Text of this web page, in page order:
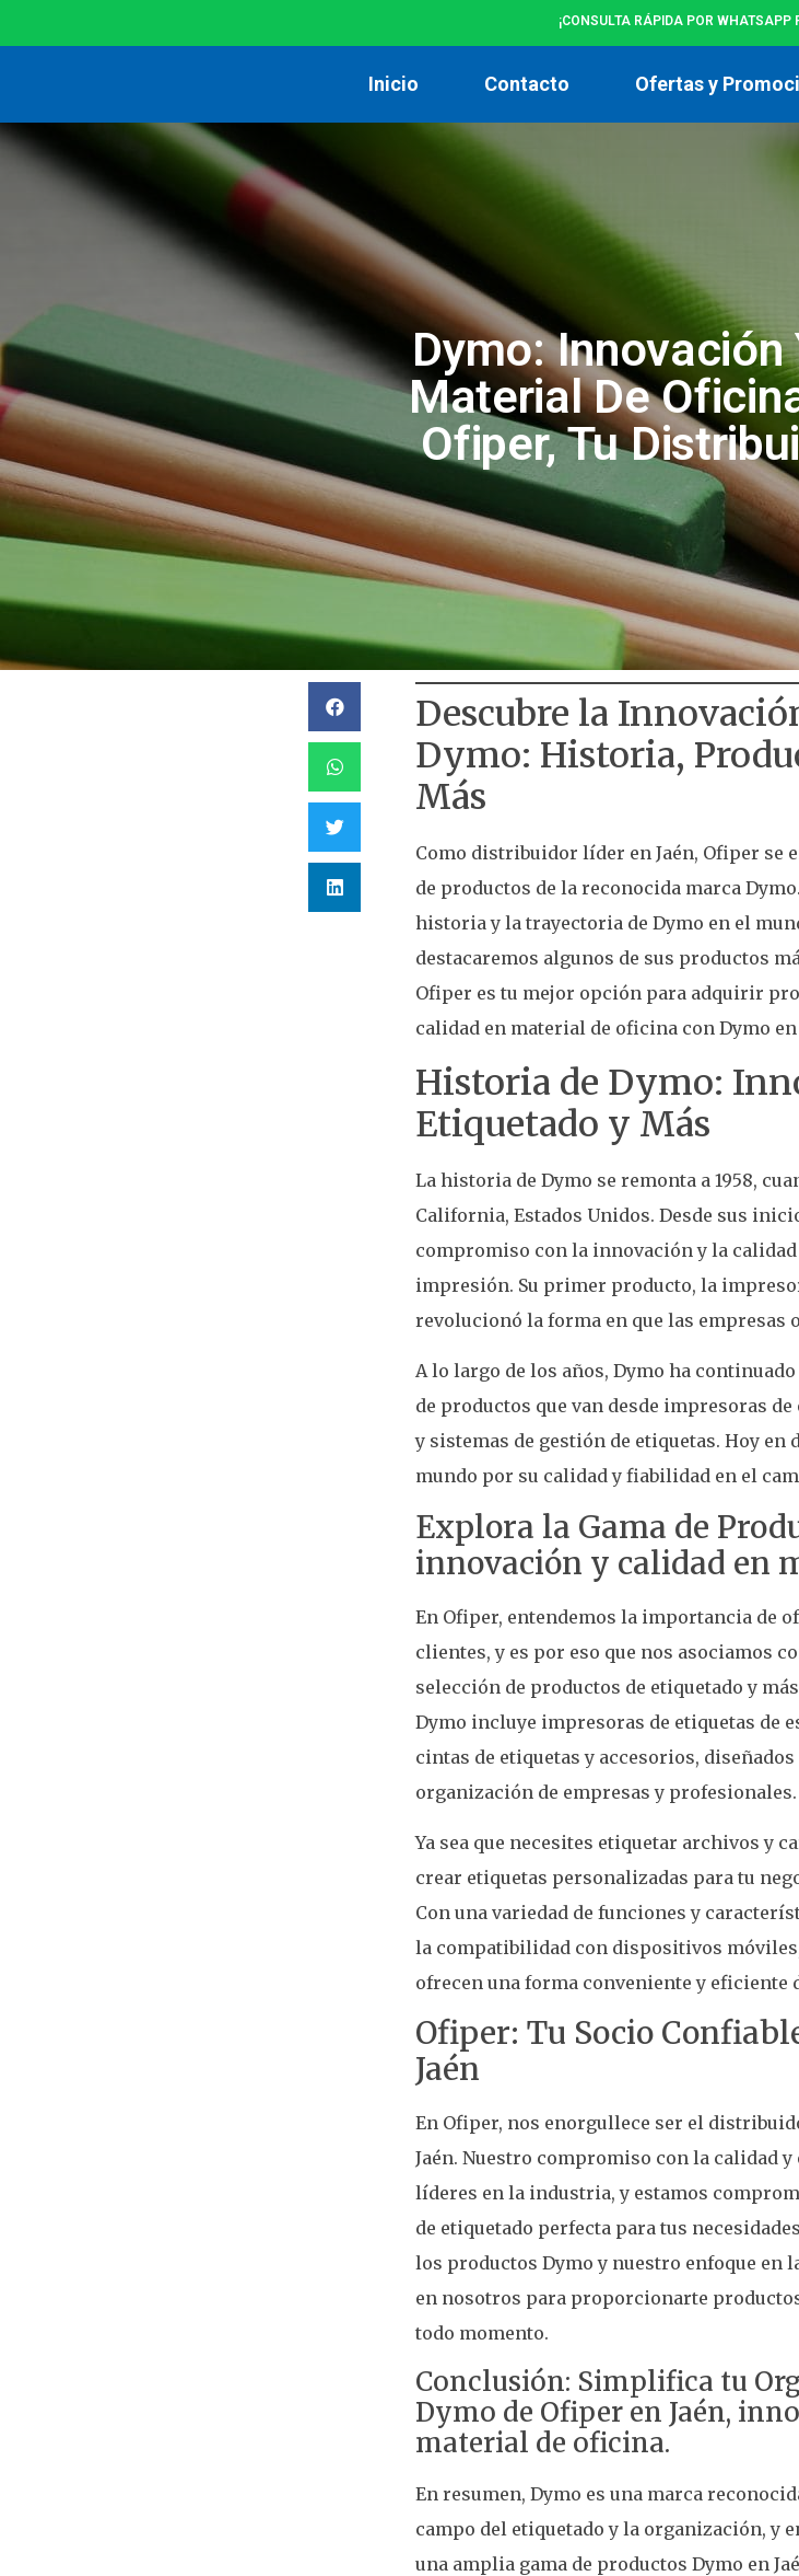
¡CONSULTA RÁPIDA POR WHATSAPP
Inicio Contacto Ofertas y
Dymo: Innovación
Material De
Ofiper, Tu
Descubre la
Dymo: Historia,
Más
Como distribuidor líder en Jaén, Ofiper se
de productos de la reconocida marca
historia y la trayectoria de Dymo en el
destacaremos algunos de sus productos
Ofiper es tu mejor opción para adquirir
calidad en material de oficina con Dymo
Historia de Dymo:
Etiquetado y Más
La historia de Dymo se remonta a 1958,
California, Estados Unidos. Desde sus
compromiso con la innovación y la
impresión. Su primer producto, la
revolucionó la forma en que las
A lo largo de los años, Dymo ha
de productos que van desde impresoras
y sistemas de gestión de etiquetas. Hoy en
mundo por su calidad y fiabilidad en el
Explora la Gama de
innovación y calidad en
En Ofiper, entendemos la importancia de
clientes, y es por eso que nos asociamos
selección de productos de etiquetado y
Dymo incluye impresoras de etiquetas de
cintas de etiquetas y accesorios,
organización de empresas y profesionales.
Ya sea que necesites etiquetar archivos y
crear etiquetas personalizadas para tu
Con una variedad de funciones y
la compatibilidad con dispositivos
ofrecen una forma conveniente y eficiente
Ofiper: Tu Socio
Jaén
En Ofiper, nos enorgullece ser el
Jaén. Nuestro compromiso con la calidad
líderes en la industria, y estamos
de etiquetado perfecta para tus
los productos Dymo y nuestro enfoque en
en nosotros para proporcionarte
todo momento.
Conclusión: Simplifica tu
Dymo de Ofiper en Jaén,
material de oficina.
En resumen, Dymo es una marca
campo del etiquetado y la organización, y
una amplia gama de productos Dymo en